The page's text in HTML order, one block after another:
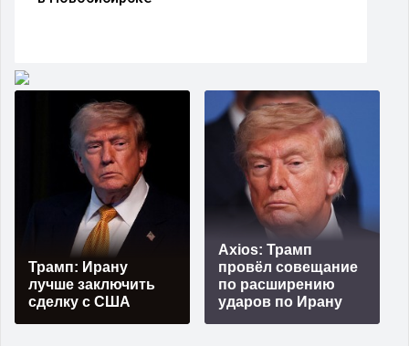
Трамп: Ирану
лучше заключить
сделку с США
Axios: Трамп
провёл совещание
по расширению
ударов по Ирану